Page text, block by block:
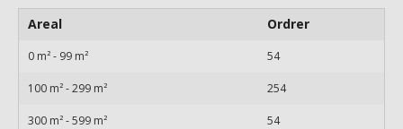
Areal Ordrer
0 m² - 99 m² 54
100 m² - 299 m² 254
300 m² - 599 m² 54